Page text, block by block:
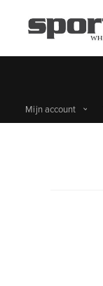
Mijn account